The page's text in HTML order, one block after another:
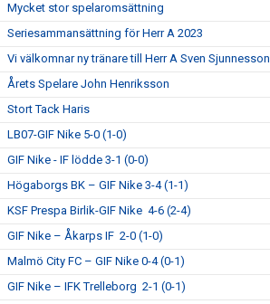
Mycket stor spelaromsättning
Seriesammansättning för Herr A 2023
Vi välkomnar ny tränare till Herr A Sven Sjunnesson
Årets Spelare John Henriksson
Stort Tack Haris
LB07-GIF Nike 5-0 (1-0)
GIF Nike - IF lödde 3-1 (0-0)
Högaborgs BK – GIF Nike 3-4 (1-1)
KSF Prespa Birlik-GIF Nike 4-6 (2-4)
GIF Nike – Åkarps IF 2-0 (1-0)
Malmö City FC – GIF Nike 0-4 (0-1)
GIF Nike – IFK Trelleborg 2-1 (0-1)